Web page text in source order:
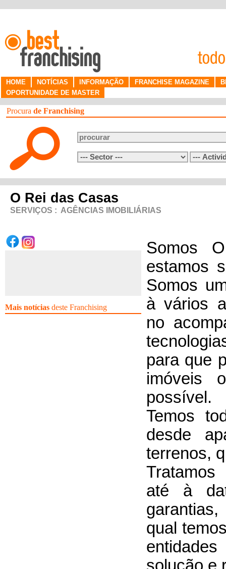
HOME NOTÍCIAS INFORMAÇÃO FRANCHISE MAGAZINE
OPORTUNIDADE DE MASTER
Procura de Franchising
O Rei das Casas
SERVIÇOS : AGÊNCIAS IMOBILIÁRIAS
Mais notícias deste Franchising
Somos
estamos
Somos
à vários
no
para que
imóveis
possível.
Temos
desde
terrenos,
até à
qual